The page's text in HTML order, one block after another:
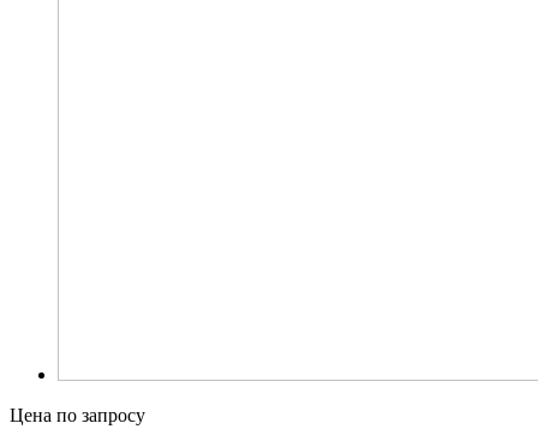
Цена по запросу